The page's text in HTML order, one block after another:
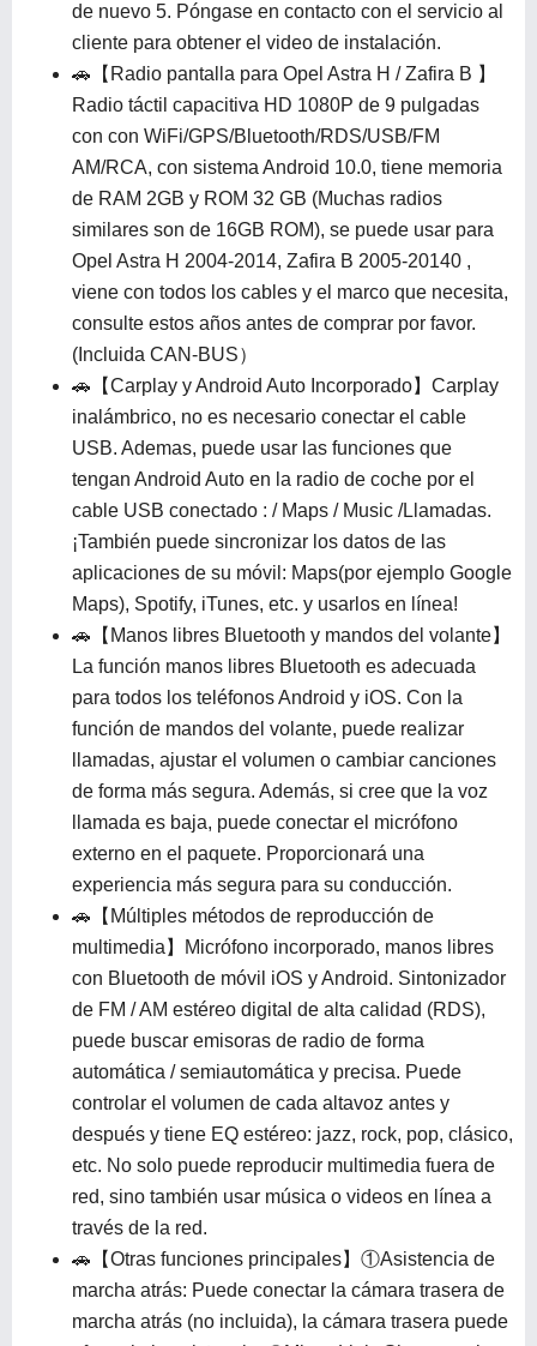
de nuevo 5. Póngase en contacto con el servicio al
cliente para obtener el video de instalación.
🚗【Radio pantalla para Opel Astra H / Zafira B 】
Radio táctil capacitiva HD 1080P de 9 pulgadas
con con WiFi/GPS/Bluetooth/RDS/USB/FM
AM/RCA, con sistema Android 10.0, tiene memoria
de RAM 2GB y ROM 32 GB (Muchas radios
similares son de 16GB ROM), se puede usar para
Opel Astra H 2004-2014, Zafira B 2005-20140 ,
viene con todos los cables y el marco que necesita,
consulte estos años antes de comprar por favor.
(Incluida CAN-BUS）
🚗【Carplay y Android Auto Incorporado】Carplay
inalámbrico, no es necesario conectar el cable
USB. Ademas, puede usar las funciones que
tengan Android Auto en la radio de coche por el
cable USB conectado : / Maps / Music /Llamadas.
¡También puede sincronizar los datos de las
aplicaciones de su móvil: Maps(por ejemplo Google
Maps), Spotify, iTunes, etc. y usarlos en línea!
🚗【Manos libres Bluetooth y mandos del volante】
La función manos libres Bluetooth es adecuada
para todos los teléfonos Android y iOS. Con la
función de mandos del volante, puede realizar
llamadas, ajustar el volumen o cambiar canciones
de forma más segura. Además, si cree que la voz
llamada es baja, puede conectar el micrófono
externo en el paquete. Proporcionará una
experiencia más segura para su conducción.
🚗【Múltiples métodos de reproducción de
multimedia】Micrófono incorporado, manos libres
con Bluetooth de móvil iOS y Android. Sintonizador
de FM / AM estéreo digital de alta calidad (RDS),
puede buscar emisoras de radio de forma
automática / semiautomática y precisa. Puede
controlar el volumen de cada altavoz antes y
después y tiene EQ estéreo: jazz, rock, pop, clásico,
etc. No solo puede reproducir multimedia fuera de
red, sino también usar música o videos en línea a
través de la red.
🚗【Otras funciones principales】①Asistencia de
marcha atrás: Puede conectar la cámara trasera de
marcha atrás (no incluida), la cámara trasera puede